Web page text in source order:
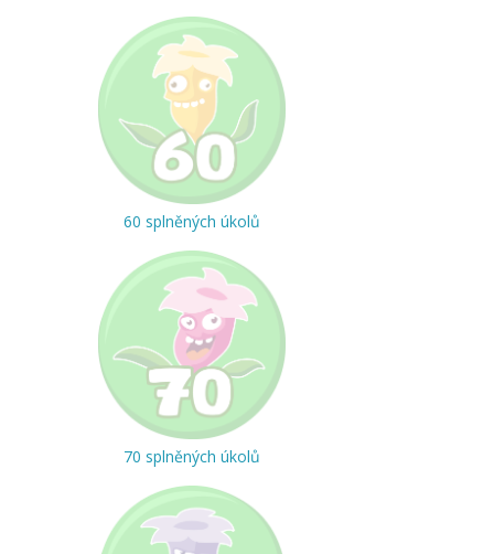
60 splněných úkolů
70 splněných úkolů